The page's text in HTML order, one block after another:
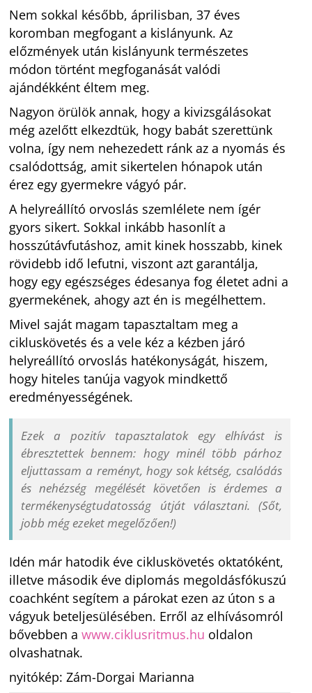
Nem sokkal később, áprilisban, 37 éves
koromban megfogant a kislányunk. Az
előzmények után kislányunk természetes
módon történt megfoganását valódi
ajándékként éltem meg.
Nagyon örülök annak, hogy a kivizsgálásokat
még azelőtt elkezdtük, hogy babát szerettünk
volna, így nem nehezedett ránk az a nyomás és
csalódottság, amit sikertelen hónapok után
érez egy gyermekre vágyó pár.
A helyreállító orvoslás szemlélete nem ígér
gyors sikert. Sokkal inkább hasonlít a
hosszútávfutáshoz, amit kinek hosszabb, kinek
rövidebb idő lefutni, viszont azt garantálja,
hogy egy egészséges édesanya fog életet adni a
gyermekének, ahogy azt én is megélhettem.
Mivel saját magam tapasztaltam meg a
cikluskövetés és a vele kéz a kézben járó
helyreállító orvoslás hatékonyságát, hiszem,
hogy hiteles tanúja vagyok mindkettő
eredményességének.
Ezek a pozitív tapasztalatok egy elhívást is
ébresztettek bennem: hogy minél több párhoz
eljuttassam a reményt, hogy sok kétség, csalódás
és nehézség megélését követően is érdemes a
termékenységtudatosság útját választani. (Sőt,
jobb még ezeket megelőzően!)
Idén már hatodik éve cikluskövetés oktatóként,
illetve második éve diplomás megoldásfókuszú
coachként segítem a párokat ezen az úton s a
vágyuk beteljesülésében. Erről az elhívásomról
bővebben a www.ciklusritmus.hu oldalon
olvashatnak.
nyitókép: Zám-Dorgai Marianna